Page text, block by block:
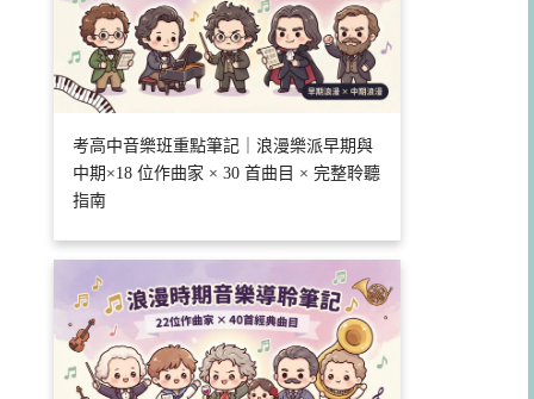
考高中音樂班重點筆記｜浪漫樂派早期與
中期×18 位作曲家 × 30 首曲目 × 完整聆聽
指南